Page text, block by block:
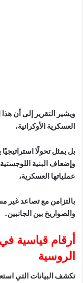
ويشير التقرير إلى أن
العسكرية الأوكرانية،
بل يمثل تحولًا
وإضعاف البنية
عملياتها العسكرية،
بالتزامن مع تصاعد
والصواريخ بين الجانبين.
أرقام قياسية
الروسية
تكشف البيانات التي